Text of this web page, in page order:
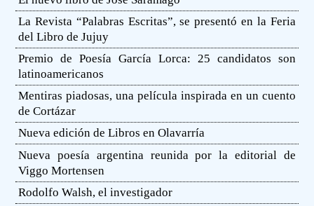
La Revista “Palabras Escritas”, se presentó en la Feria
del Libro de Jujuy
Premio de Poesía García Lorca: 25 candidatos son
latinoamericanos
Mentiras piadosas, una película inspirada en un cuento
de Cortázar
Nueva edición de Libros en Olavarría
Nueva poesía argentina reunida por la editorial de
Viggo Mortensen
Rodolfo Walsh, el investigador